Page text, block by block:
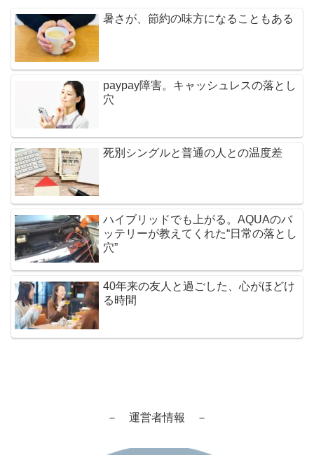
暑さが、節約の味方になることもある
paypay障害。キャッシュレスの落とし
穴
死別シングルと普通の人との温度差
ハイブリッドでも上がる。AQUAのバ
ッテリーが教えてくれた“日常の落とし
穴”
40年来の友人と過ごした、心がほどけ
る時間
－ 運営者情報 －